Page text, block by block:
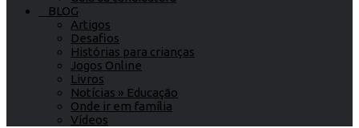
BLOG
Artigos
Desafios
Histórias para crianças
Jogos Online
Livros
Notícias » Educação
Onde ir em família
Vídeos